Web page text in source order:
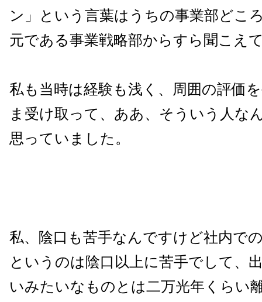
ン」という言葉はうちの事業部どこ
元である事業戦略部からすら聞こえ
私も当時は経験も浅く、周囲の評価
ま受け取って、ああ、そういう人な
思っていました。
私、陰口も苦手なんですけど社内で
というのは陰口以上に苦手でして、
いみたいなものとは二万光年くらい